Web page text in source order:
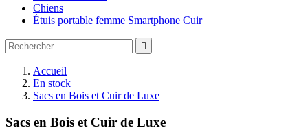
Chiens
Étuis portable femme Smartphone Cuir

Accueil
En stock
Sacs en Bois et Cuir de Luxe
Sacs en Bois et Cuir de Luxe